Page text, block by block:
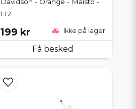
Davidson - Orange - Maisto -
1:12
199 kr Ikke på lager
Få besked